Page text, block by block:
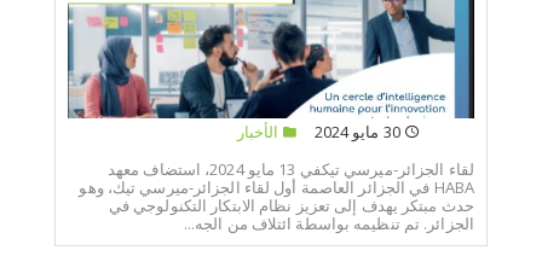
30 مايو 2024
الأخبار
لقاء الجزائر-ميرسي تيكفي 13 مايو 2024، استضاف معهد
HABA في الجزائر العاصمة أول لقاء الجزائر-ميرسي تيك، وهو
حدث مبتكر يهدف إلى تعزيز نظام الابتكار التكنولوجي في
الجزائر. تم تنظيمه بواسطة ائتلاف من الجه...